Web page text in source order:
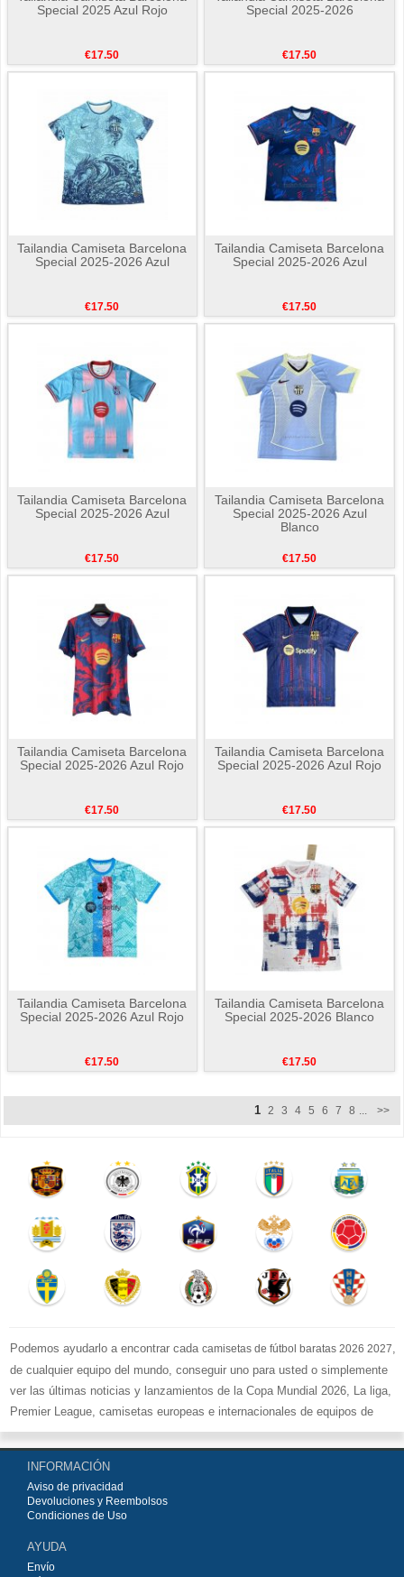
Special 2025 Azul Rojo
€17.50
Special 2025-2026
€17.50
Tailandia Camiseta Barcelona
Special 2025-2026 Azul
€17.50
Tailandia Camiseta Barcelona
Special 2025-2026 Azul
€17.50
Tailandia Camiseta Barcelona
Special 2025-2026 Azul
€17.50
Tailandia Camiseta Barcelona
Special 2025-2026 Azul
Blanco
€17.50
Tailandia Camiseta Barcelona
Special 2025-2026 Azul Rojo
€17.50
Tailandia Camiseta Barcelona
Special 2025-2026 Azul Rojo
€17.50
Tailandia Camiseta Barcelona
Special 2025-2026 Azul Rojo
€17.50
Tailandia Camiseta Barcelona
Special 2025-2026 Blanco
€17.50
1 2 3 4 5 6 7 8 >>
Podemos ayudarlo a encontrar cada camisetas de fútbol baratas 2026 2027
de cualquier equipo del mundo, conseguir uno para usted o simplemente
ver las últimas noticias y lanzamientos de la Copa Mundial 2026, La liga,
Premier League, camisetas europeas e internacionales de equipos de
fútbol y kits.
Comprecamisetas de fútbol baratas replicasen la tienda deportiva
más grande de Europa. ¡Grandes ofertas en todas las camisetas del club
de fútbol, ​​kits europeos e internacionales, todo a los precios más bajos!
Compre nuestra gran selección de
INFORMACIÓN
Aviso de privacidad
Devoluciones y Reembolsos
Condiciones de Uso
AYUDA
Envío